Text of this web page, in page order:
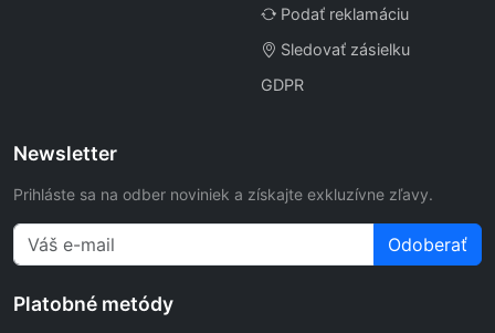
Podať reklamáciu
Sledovať zásielku
GDPR
Newsletter
Prihláste sa na odber noviniek a získajte exkluzívne zľavy.
Odoberať
Platobné metódy